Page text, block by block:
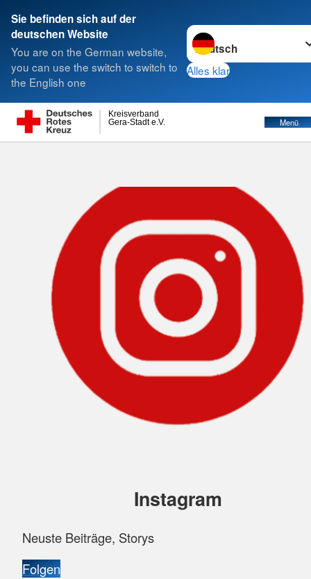
Sie befinden sich auf der
deutschen Website
You are on the German website,
you can use the switch to switch to
the English one
Sprache wechseln zu
Alles klar
Gera-Stadt e.V.
Kreisverband
Menü
Suche
Instagram
Neuste Beiträge, Storys
Folgen